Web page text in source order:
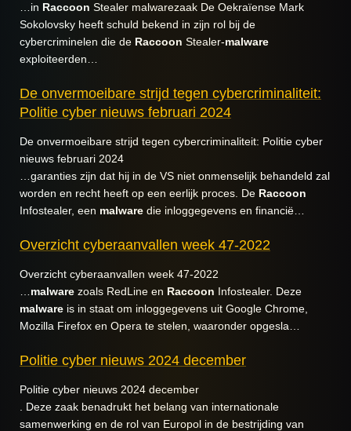
…in Raccoon Stealer malwarezaak De Oekraïense Mark
Sokolovsky heeft schuld bekend in zijn rol bij de
cybercriminelen die de Raccoon Stealer-malware
exploiteerden…
De onvermoeibare strijd tegen cybercriminaliteit:
Politie cyber nieuws februari 2024
De onvermoeibare strijd tegen cybercriminaliteit: Politie cyber
nieuws februari 2024
…garanties zijn dat hij in de VS niet onmenselijk behandeld zal
worden en recht heeft op een eerlijk proces. De Raccoon
Infostealer, een malware die inloggegevens en financië…
Overzicht cyberaanvallen week 47-2022
Overzicht cyberaanvallen week 47-2022
malware zoals RedLine en Raccoon Infostealer. Deze
malware is in staat om inloggegevens uit Google Chrome,
Mozilla Firefox en Opera te stelen, waaronder opgesla…
Politie cyber nieuws 2024 december
Politie cyber nieuws 2024 december
. Deze zaak benadrukt het belang van internationale
samenwerking en de rol van Europol in de bestrijding van